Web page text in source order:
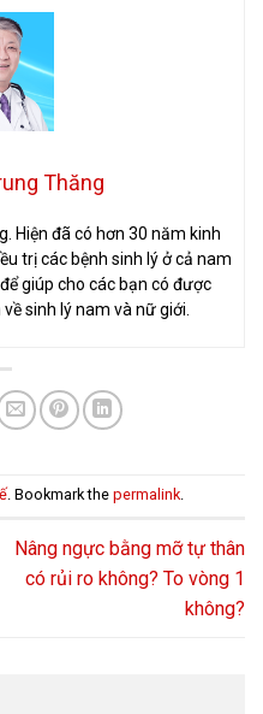
Thăng
Hiện đã có hơn 30 năm kinh
trị các bệnh sinh lý ở cả nam
giúp cho các bạn có được
sinh lý nam và nữ giới.
. Bookmark the permalink.
Nâng ngực bằng mỡ tự thân
có rủi ro không? To vòng 1
không?